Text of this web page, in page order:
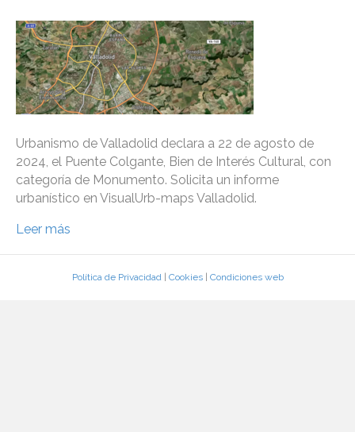
Urbanismo de Valladolid declara a 22 de agosto de
2024, el Puente Colgante, Bien de Interés Cultural, con
categoría de Monumento. Solicita un informe
urbanístico en VisualUrb-maps Valladolid.
Leer más
Política de Privacidad| Cookies| Condiciones web